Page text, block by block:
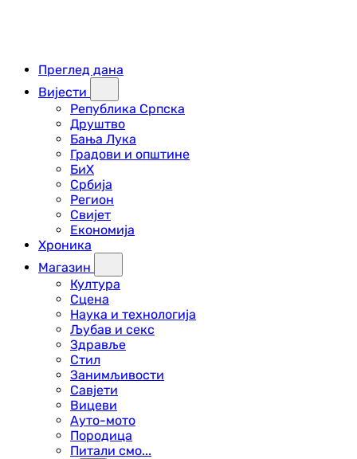
Преглед дана
Вијести
Република Српска
Друштво
Бања Лука
Градови и општине
БиХ
Србија
Регион
Свијет
Економија
Хроника
Магазин
Култура
Сцена
Наука и технологија
Љубав и секс
Здравље
Стил
Занимљивости
Савјети
Вицеви
Ауто-мото
Породица
Питали смо...